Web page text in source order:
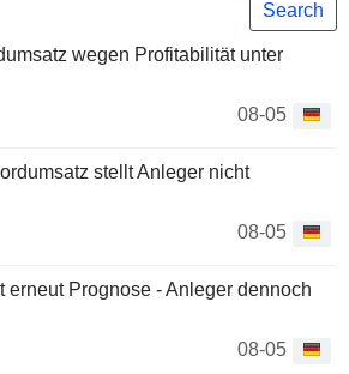
Search
wegen Profitabilität unter
08-05
stellt Anleger nicht
08-05
erneut Prognose - Anleger dennoch
08-05